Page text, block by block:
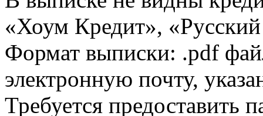
«Хоум Кредит»,
Формат выписки: .pdf
электронную почту,
Требуется предоставить